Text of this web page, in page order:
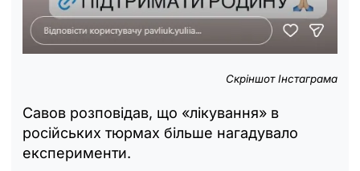
Скріншот Інстаграма
Савов розповідав, що «лікування» в
російських тюрмах більше нагадувало
експерименти.